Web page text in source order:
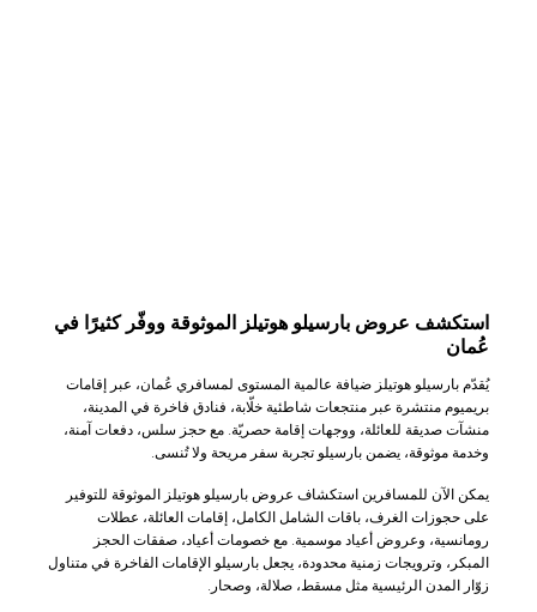
استكشف عروض بارسيلو هوتيلز الموثوقة ووفّر كثيرًا في
عُمان
يُقدّم بارسيلو هوتيلز ضيافة عالمية المستوى لمسافري عُمان، عبر إقامات
بريميوم منتشرة عبر منتجعات شاطئية خلّابة، فنادق فاخرة في المدينة،
منشآت صديقة للعائلة، ووجهات إقامة حصريّة. مع حجز سلس، دفعات آمنة،
وخدمة موثوقة، يضمن بارسيلو تجربة سفر مريحة ولا تُنسى.
يمكن الآن للمسافرين استكشاف عروض بارسيلو هوتيلز الموثوقة للتوفير
على حجوزات الغرف، باقات الشامل الكامل، إقامات العائلة، عطلات
رومانسية، وعروض أعياد موسمية. مع خصومات أعياد، صفقات الحجز
المبكر، وترويجات زمنية محدودة، يجعل بارسيلو الإقامات الفاخرة في متناول
زوّار المدن الرئيسية مثل مسقط، صلالة، وصحار.